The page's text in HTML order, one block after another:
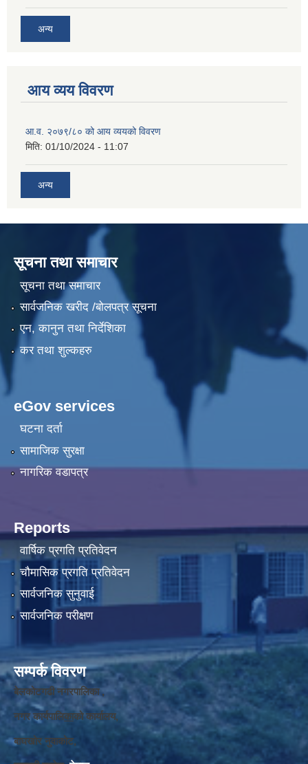
अन्य
आय व्यय विवरण
आ.व. २०७९/८० को आय व्ययको विवरण
मिति: 01/10/2024 - 11:07
अन्य
सूचना तथा समाचार
सूचना तथा समाचार
सार्वजनिक खरीद /बोलपत्र सूचना
एन, कानुन तथा निर्देशिका
कर तथा शुल्कहरु
eGov services
घटना दर्ता
सामाजिक सुरक्षा
नागरिक वडापत्र
Reports
वार्षिक प्रगति प्रतिवेदन
चौमासिक प्रगति प्रतिवेदन
सार्वजनिक सुनुवाई
सार्वजनिक परीक्षण
सम्पर्क विवरण
बेलकोटगढी नगरपालिका ,
नगर कार्यपालिकाको कार्यालय,
बाघखोर नुवाकोट,